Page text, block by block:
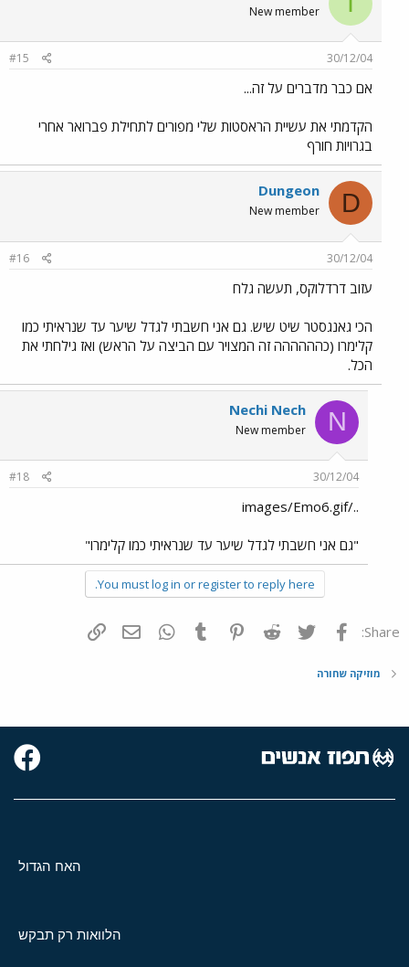
New member
30/12/04
#15
אם כבר מדברים על זה...
הקדמתי את עשיית הראסטות שלי מפורים לתחילת פברואר אחרי
בגרויות חורף
D
Dungeon
New member
30/12/04
#16
עזוב דרדלוקס, תעשה גלח
הכי גאנגסטר שיט שיש. גם אני חשבתי לגדל שיער עד שנראיתי כמו
קלימרו (כהההההה זה המצויר עם הביצה על הראש) ואז גילחתי את
הכל.
N
Nechi Nech
New member
30/12/04
#18
../images/Emo6.gif
"גם אני חשבתי לגדל שיער עד שנראיתי כמו קלימרו"
You must log in or register to reply here.
Share: פייסבוק Twitter
Reddit
Pinterest
Tumblr
WhatsAppדואר אלקטרוני
מוזיקה שחורה
האח הגדול
הלוואות רק תבקש